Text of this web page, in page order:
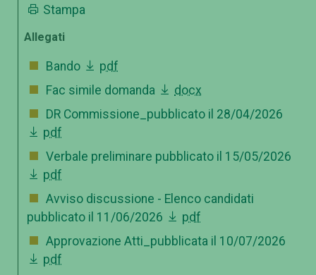
Stampa
Allegati
Bando
pdf
Fac simile domanda
docx
DR Commissione_pubblicato il 28/04/2026
pdf
Verbale preliminare pubblicato il 15/05/2026
pdf
Avviso discussione - Elenco candidati
pubblicato il 11/06/2026
pdf
Approvazione Atti_pubblicata il 10/07/2026
pdf